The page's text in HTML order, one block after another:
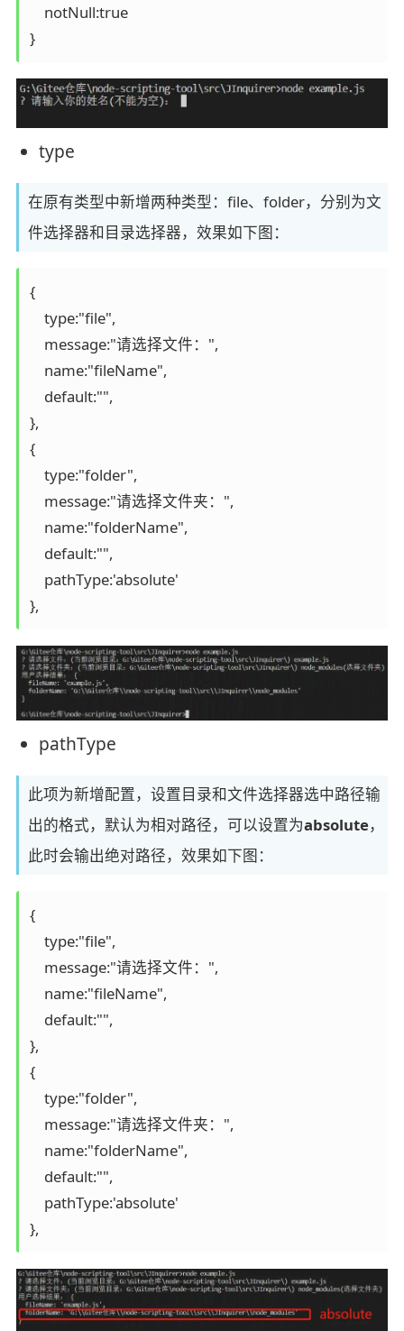
    notNull:true
}
type
在原有类型中新增两种类型：file、folder，分别为文
件选择器和目录选择器，效果如下图：
{
    type:"file",
    message:"请选择文件：",
    name:"fileName",
    default:"",
},
{
    type:"folder",
    message:"请选择文件夹：",
    name:"folderName",
    default:"",
    pathType:'absolute'
},
pathType
此项为新增配置，设置目录和文件选择器选中路径输
出的格式，默认为相对路径，可以设置为absolute，
此时会输出绝对路径，效果如下图：
{
    type:"file",
    message:"请选择文件：",
    name:"fileName",
    default:"",
},
{
    type:"folder",
    message:"请选择文件夹：",
    name:"folderName",
    default:"",
    pathType:'absolute'
},